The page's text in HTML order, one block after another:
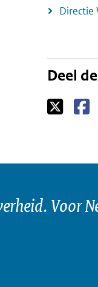
Directie
Deel
Voor